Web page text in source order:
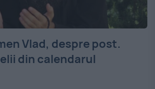
Vlad, despre post.
din calendarul